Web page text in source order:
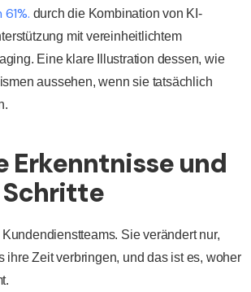
durch die Kombination von KI-
mit vereinheitlichtem
Eine klare Illustration dessen, wie
aussehen, wenn sie tatsächlich
Erkenntnisse und
Sie verändert nur,
ihre Zeit verbringen, und das ist es, woher